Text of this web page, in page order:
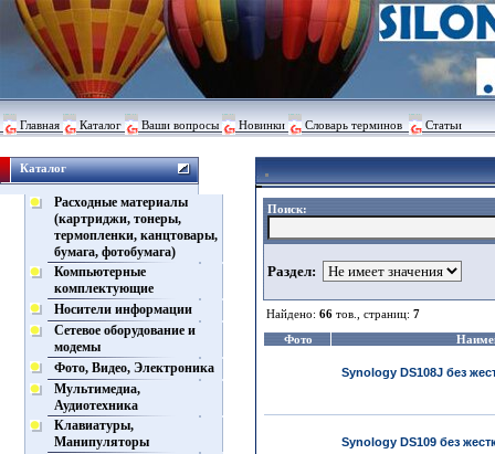
Главная Каталог Ваши вопросы Новинки Словарь терминов Статьи
Каталог
Расходные материалы
(картриджи, тонеры,
термопленки, канцтовары,
бумага, фотобумага)
Компьютерные
комплектующие
Носители информации
Сетевое оборудование и
модемы
Фото, Видео, Электроника
Мультимедиа,
Аудиотехника
Клавиатуры,
Манипуляторы
Поиск:
Раздел:
Найдено: 66тов., страниц: 7
Фото
Synology DS108J без
Synology DS109 без